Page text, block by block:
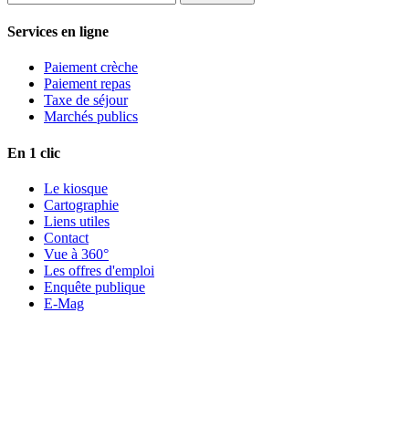
Services en ligne
Paiement crèche
Paiement repas
Taxe de séjour
Marchés publics
En 1 clic
Le kiosque
Cartographie
Liens utiles
Contact
Vue à 360°
Les offres d'emploi
Enquête publique
E-Mag